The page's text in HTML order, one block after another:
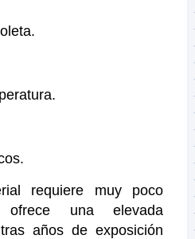
requiere muy poco
ofrece una elevada
años de exposición